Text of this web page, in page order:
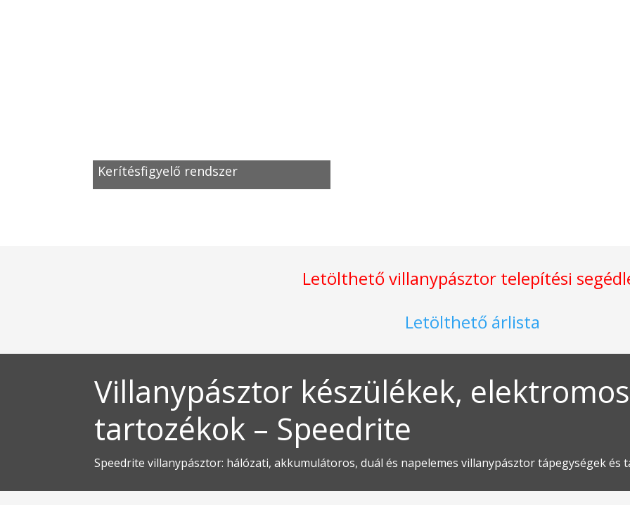
Kerítésfigyelő rendszer
Letölthető villanypásztor telepítési
Letölthető árlista
Villanypásztor készülékek,
tartozékok – Speedrite
Speedrite villanypásztor: hálózati, akkumulátoros, duál és napelemes villanypásztor tápegységek